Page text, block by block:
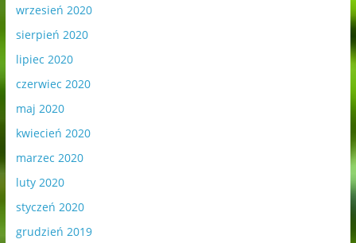
wrzesień 2020
sierpień 2020
lipiec 2020
czerwiec 2020
maj 2020
kwiecień 2020
marzec 2020
luty 2020
styczeń 2020
grudzień 2019